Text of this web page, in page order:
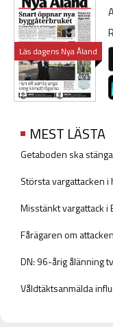
Läs dagens Nya Åland
MEST LÄSTA
Getaboden ska stänga
Största vargattacken
Misstänkt vargattack i
Fårägaren om
DN: 96-årig ålänning
Våldtäktsanmälda